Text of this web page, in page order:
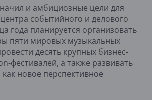
и амбициозные цели для
событийного и делового
года планируется организовать
пяти мировых музыкальных
десять крупных бизнес-
фестивалей, а также развивать
новое перспективное